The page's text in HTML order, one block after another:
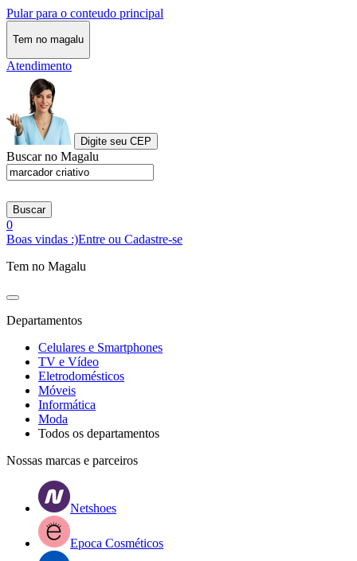
Pular para o conteudo principal
Tem no magalu
Atendimento
Digite seu CEP
Buscar no Magalu
Buscar
0
Boas vindas :)Entre ou Cadastre-se
Tem no Magalu
Departamentos
Celulares e Smartphones
TV e Vídeo
Eletrodomésticos
Móveis
Informática
Moda
Todos os departamentos
Nossas marcas e parceiros
Netshoes
Epoca Cosméticos